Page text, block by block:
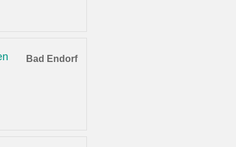
Bad Endorf